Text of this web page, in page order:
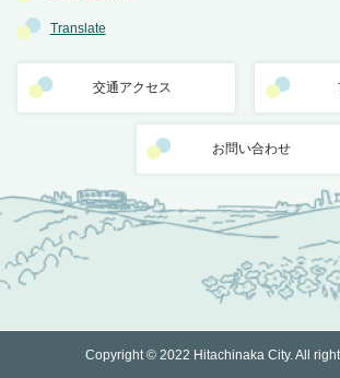
Translate
交通アクセス
お問い合わせ
Copyright © 2022 Hitachinaka City. All